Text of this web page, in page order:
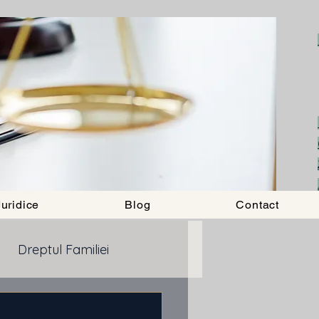
Blog Contact
Dreptul Familiei